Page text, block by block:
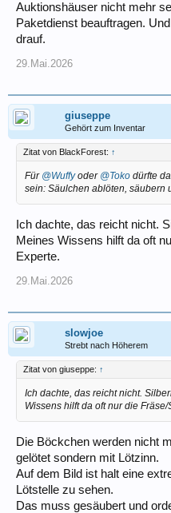
Auktionshäuser nicht mehr
Paketdienst beauftragen.
drauf.
29.Mai.2026
giuseppe
Gehört zum Inventar
Zitat von BlackForest: ↑
Für @Wuffyoder @Toko dürfte
sein: Säulchen ablöten, säubern
Ich dachte, das reicht nicht.
Meines Wissens hilft da oft
Experte.
29.Mai.2026
slowjoe
Strebt nach Höherem
Zitat von giuseppe: ↑
Ich dachte, das reicht nicht.
Wissens hilft da oft nur die Fräse/
Die Böckchen werden nicht
gelötet sondern mit Lötzinn.
Auf dem Bild ist halt eine
Lötstelle zu sehen.
Das muss gesäubert und